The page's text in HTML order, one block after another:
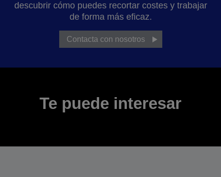
descubrir cómo puedes recortar costes y trabajar
de forma más eficaz.
Contacta con nosotros
Te puede interesar